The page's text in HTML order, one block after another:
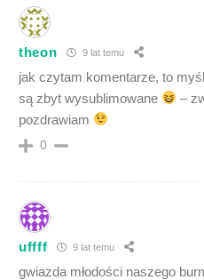
theon 9 lat temu
jak czytam komentarze, to
są zbyt wysublimowane
–
pozdrawiam
0
uffff 9 lat temu
gwiazda młodości naszego